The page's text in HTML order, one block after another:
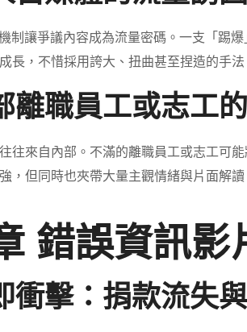
制讓爭議內容成為流量密碼。一支「踢
長，不惜採用誇大、扭曲甚至捏造的手
離職員工或志工
往來自內部。不滿的離職員工或志工可
，但同時也夾帶大量主觀情緒與片面解讀
錯誤資訊
衝擊：捐款流失